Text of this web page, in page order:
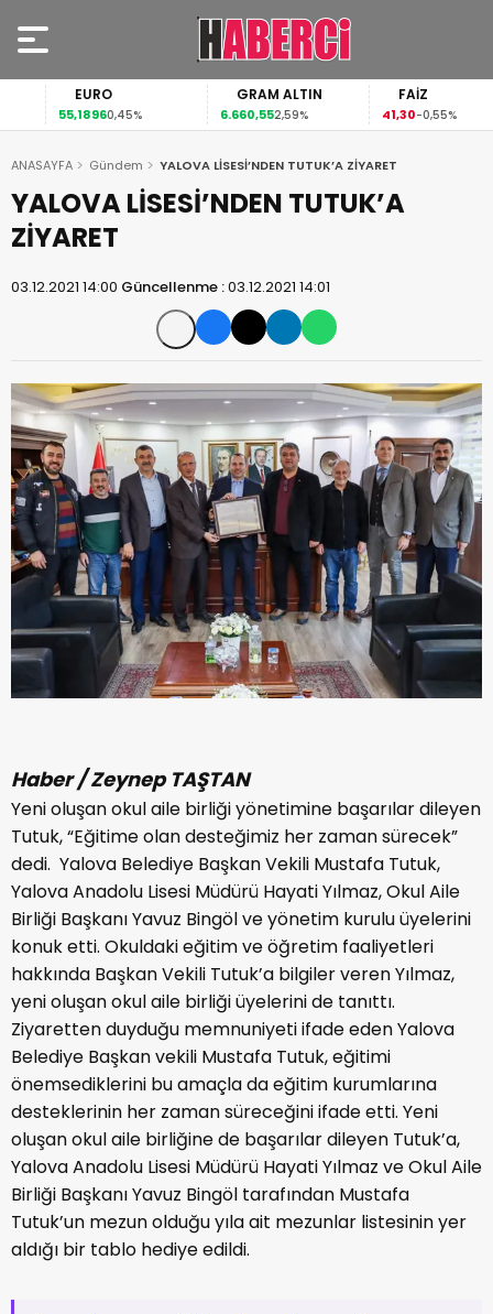
EURO
55,18960,45%
GRAM ALTIN
6.660,552,59%
FAİZ
41,30-0,55%
ANASAYFA Gündem YALOVA LİSESİ’NDEN TUTUK’A ZİYARET
YALOVA LİSESİ’NDEN TUTUK’A
ZİYARET
03.12.2021 14:00 Güncellenme :03.12.2021 14:01
Haber / Zeynep TAŞTAN
Yeni oluşan okul aile birliği yönetimine başarılar dileyen
Tutuk, “Eğitime olan desteğimiz her zaman sürecek”
dedi. Yalova Belediye Başkan Vekili Mustafa Tutuk,
Yalova Anadolu Lisesi Müdürü Hayati Yılmaz, Okul Aile
Birliği Başkanı Yavuz Bingöl ve yönetim kurulu üyelerini
konuk etti. Okuldaki eğitim ve öğretim faaliyetleri
hakkında Başkan Vekili Tutuk’a bilgiler veren Yılmaz,
yeni oluşan okul aile birliği üyelerini de tanıttı.
Ziyaretten duyduğu memnuniyeti ifade eden Yalova
Belediye Başkan vekili Mustafa Tutuk, eğitimi
önemsediklerini bu amaçla da eğitim kurumlarına
desteklerinin her zaman süreceğini ifade etti. Yeni
oluşan okul aile birliğine de başarılar dileyen Tutuk’a,
Yalova Anadolu Lisesi Müdürü Hayati Yılmaz ve Okul Aile
Birliği Başkanı Yavuz Bingöl tarafından Mustafa
Tutuk’un mezun olduğu yıla ait mezunlar listesinin yer
aldığı bir tablo hediye edildi.